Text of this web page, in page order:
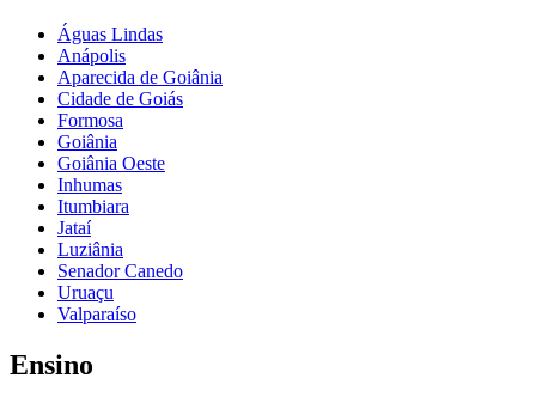
Águas Lindas
Anápolis
Aparecida de Goiânia
Cidade de Goiás
Formosa
Goiânia
Goiânia Oeste
Inhumas
Itumbiara
Jataí
Luziânia
Senador Canedo
Uruaçu
Valparaíso
Ensino